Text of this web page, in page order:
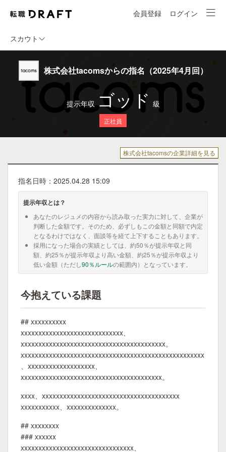
会員登録 ログイン
スカウト
株式会社tacomsからの指名（2025年4月回）
提示年収 ゴッド 級
正社員
株式会社tacomsの企業詳細を見る
指名日時：2025.04.28 15:09
提示年収とは？
あなたのレジュメの内容から読み取った実力に対して、企業が
判断した金額です。そのため、必ずしもこの金額と同額で内定
となるわけではなく、面談等を経て上下することもあります。
採用になった場合の実績としては、約50％が提示年収と同
額、約25％が提示年収より高い金額、約25％が提示年収より
低い金額（ただし90％ルールの範囲内）となっています。
今抱えている課題
## xxxxxxxxxx
xxxxxxxxxxxxxxxxxxxxxxxxxxxxx、
xxxxxxxxxxxxxxxxxxxxxxxxxxxxxxxxxxxxxxxxx。
xxxxxxxxxxxxxxxxxxxxxxxxxxxxxxxxxxxxxxxxxxxxxxxxxxxx
、xxxxxxxxxxxxxxxxxxx、
xxxxxxxxxxxxxxxxxxxxxxxxxxxxxxxxxxxxxxxx。
xxxx、xxxxxxxxxxxxxxxxxxxxxxxxxxxxxxxxxxxxxxx
xxxxxxxxxxx、xxxxxxxxxxxxxx。
## xxxxxxxx
### xxxxxx
xxxxxxxxxxxxxxxxxxxxxxxxxxxxxxxx、